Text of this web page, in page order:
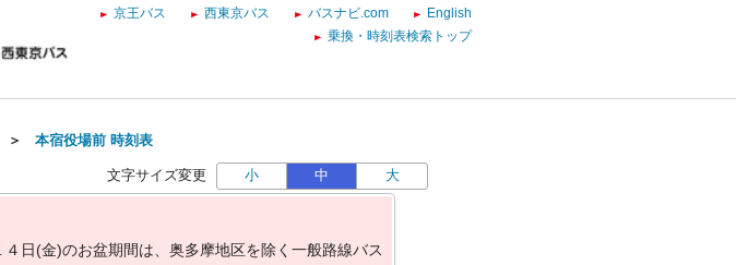
京王バス 西東京バス バスナビ.com
English
乗換・時刻表検索トップ
＞ 本宿役場前 時刻表
文字サイズ変更 小 中 大
４ 日(金)のお盆期間は 奥多摩地区を除 く 一般路線バス